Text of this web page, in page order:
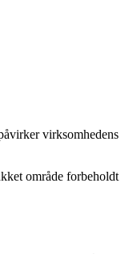
virksomhedens
område forbeholdt